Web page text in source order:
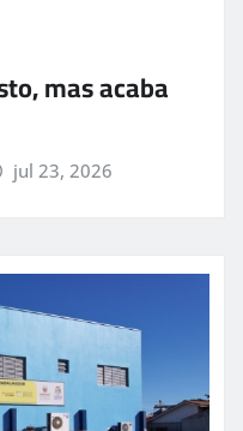
mas acaba
jul 23, 2026